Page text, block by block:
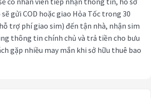
gửi COD hoặc giao Hỏa Tốc trong 30
trợ phí giao sim) đến tận nhà, nhận sim
thông tin chính chủ và trả tiền cho bưu
gặp nhiều may mắn khi sở hữu thuê bao